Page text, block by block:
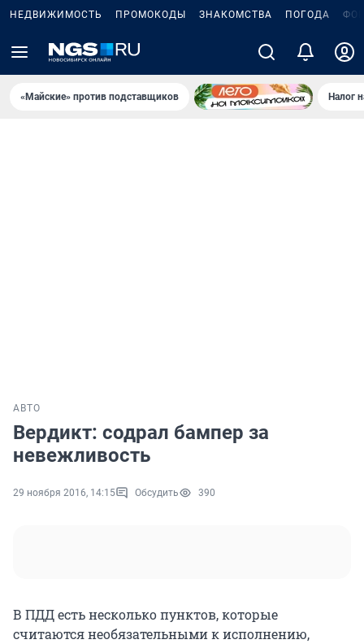
НЕДВИЖИМОСТЬ ПРОМОКОДЫ ЗНАКОМСТВА ПОГОДА
«Майские» против подставщиков Налог
АВТО
Вердикт: содрал бампер за
невежливость
29 ноября 2016, 14:15 Обсудить 390
В ПДД есть несколько пунктов, которые
считаются необязательными к исполнению,